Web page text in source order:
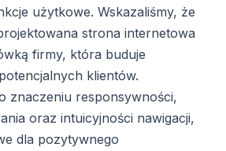
użytkowe. Wskazaliśmy, że
strona internetowa
firmy, która buduje
klientów.
znaczeniu responsywności,
oraz intuicyjności nawigacji,
dla pozytywnego